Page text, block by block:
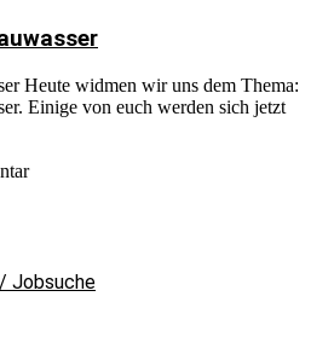
Heute widmen wir uns dem Thema:
Einige von euch werden sich jetzt
Jobsuche